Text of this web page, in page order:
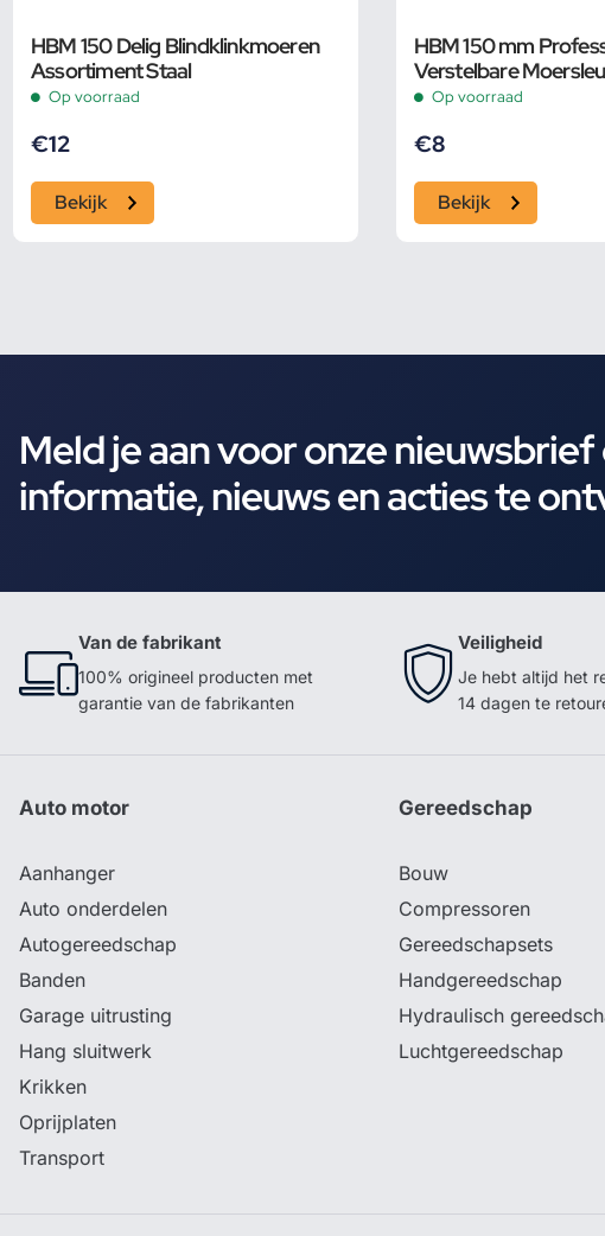
HBM 150 Delig Blindklinkmoeren
Assortiment Staal
Op voorraad
€12
Bekijk
HBM 150 mm
Verstelbare
Groot Bereik en Extra
Op voorraad
€8
Bekijk
Meld je aan voor onze
informatie, nieuws en acties te
Van de fabrikant
100% origineel producten met
garantie van de fabrikanten
Veiligheid
Je hebt altijd het
14 dagen te
Auto motor
Aanhanger
Auto onderdelen
Autogereedschap
Banden
Garage uitrusting
Hang sluitwerk
Krikken
Oprijplaten
Transport
Gereedschap
Bouw
Compressoren
Gereedschapsets
Handgereedschap
Hydraulisch
Luchtgereedschap